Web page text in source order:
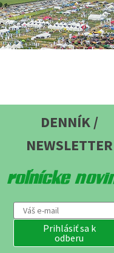
DENNÍK /
NEWSLETTER
Prihlásiť sa k
odberu